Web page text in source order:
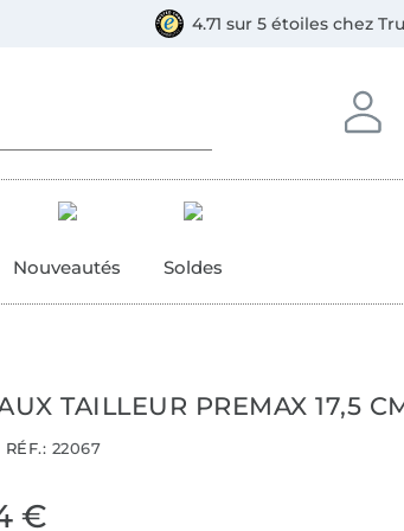
4.71 sur 5 étoiles chez
Se
Se
Nouveautés Soldes
TAILLEUR PREMAX 17,5
RÉF.: 22067
€
Virement, Bancontact